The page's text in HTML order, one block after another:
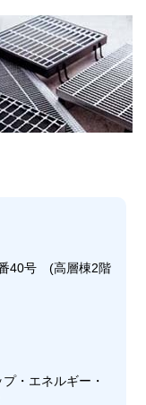
40号 (高層棟2階
・エネルギー・